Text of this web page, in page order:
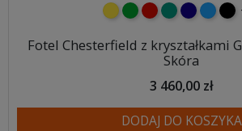
żółtyzielonyczerwony
turkusowy
granatowy
Fotel Chesterfield z kryształkami
Skóra
3 460,00 zł
DODAJ DO KOSZYKA